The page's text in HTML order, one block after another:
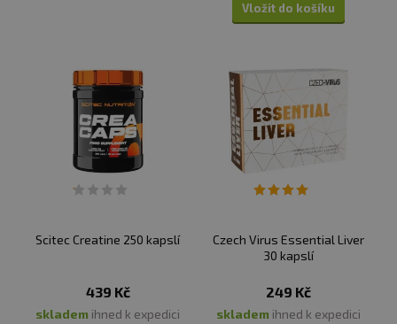
Vložit do košíku
Scitec Creatine 250 kapslí
439 Kč
skladem ihned k expedici
Czech Virus Essential Liver
30 kapslí
249 Kč
skladem ihned k expedici